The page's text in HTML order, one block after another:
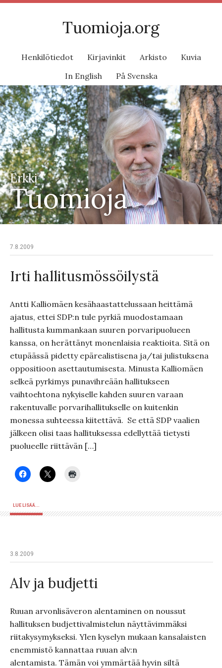
Tuomioja.org
Henkilötiedot Kirjavinkit Arkisto
Kuvia
In English
På Svenska
Erkki
Tuomioja
7.8.2009
Irti hallitusmössöilystä
Antti Kalliomäen kesähaastattelussaan heittämä
ajatus, ettei SDP:n tule pyrkiä muodostamaan
hallitusta kummankaan suuren porvaripuolueen
kanssa, on herättänyt monenlaisia reaktioita. Sitä on
etupäässä pidetty epärealistisena ja/tai julistuksena
oppositioon asettautumisesta. Minusta Kalliomäen
selkeä pyrkimys punavihreään hallitukseen
vaihtoehtona nykyiselle kahden suuren varaan
rakentuvalle porvarihallitukselle on kuitenkin
monessa suhteessa kiitettävä. Se että SDP vaalien
jälkeen olisi taas hallituksessa edellyttää tietysti
puolueelle riittävän […]
LUE LISÄÄ...
3.8.2009
Alv ja budjetti
Ruuan arvonlisäveron alentaminen on noussut
hallituksen budjettivalmistelun näyttävimmäksi
riitakysymykseksi. Ylen kyselyn mukaan kansalaisten
enemmistö kannattaa ruuan alv:n
alentamista. Tämän voi ymmärtää hyvin siltä